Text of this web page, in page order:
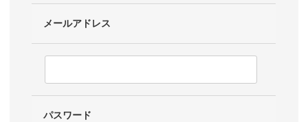
メールアドレス
パスワード